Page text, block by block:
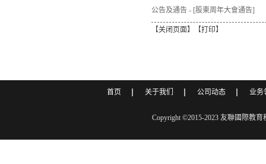
公告及通告 - [股東周年大會通告]
【关闭页面】【打印】
首页 关于我们 公司动态 业务
Copyright ©2015-2023 友聯國際教